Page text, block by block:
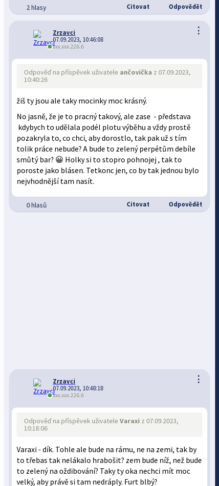
2 hlasy Citovat Odpovědět
⋮
Zrzavci
07.09.2023, 10:46:08
xxx.xxx.226.6
Odpověď na příspěvek uživatele ančovička z 07.09.2023,
10:40:26
žiš ty jsou ale taky mocinky moc krásný.
No jasně, že je to pracný takový, ale zase - představa
kdybych to udělala podél plotu výběhu a vždy prostě
pozakryla to, co chci, aby dorostlo, tak pak už s tím
tolik práce nebude? A bude to zelený perpétům debíle
smůtý bar? 😀 Holky si to stopro pohnojej , tak to
poroste jako blásen. Tetkonc jen, co by tak jednou bylo
nejvhodnější tam nasít.
0 hlasů Citovat Odpovědět
⋮
Zrzavci
07.09.2023, 10:48:18
xxx.xxx.226.6
Odpověď na příspěvek uživateleVaraxi z 07.09.2023,
10:18:06
Varaxi - dík. Tohle ale bude na rámu, ne na zemi, tak by
to třebas tak nelákalo hrabošit? zem bude níž, než bude
to zelený na oždibování? Taky ty oka nechci mít moc
velký, aby právě si tam nedráply. Furt blbý?